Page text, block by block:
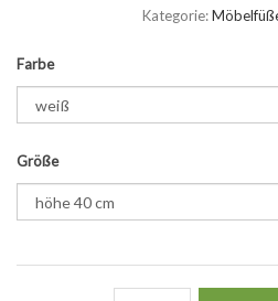
Kategorie:
Farbe
Größe